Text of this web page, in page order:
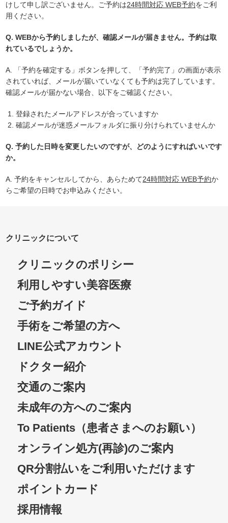
けして申し訳ございません。ご予約は24時間対応 WEB予約をご利
用ください。
Q. WEBから予約しましたが、確認メールが届きません。予約は取
れているでしょうか。
A. 「予約を確定する」ボタンを押して、「予約完了」の画面が表示
されていれば、メールが届いていなくても予約は完了しています。
確認メールが届かない場合、以下をご確認ください。
登録されたメールアドレスが合っていますか
確認メールが迷惑メールフォルダに振り分けられていませんか
Q. 予約した日時を変更したいのですが、どのようにすればいいです
か。
A. 予約をキャンセルしてから、あらためて24時間対応 WEB予約か
らご希望の日時でお申込みください。
クリニックについて
クリニックのポリシー
利用しやすい美容医療
ご予約ガイド
手術をご希望の方へ
LINE公式アカウント
ドクター紹介
交通のご案内
未成年の方へのご案内
To Patients（患者さまへのお願い）
オンライン処方(再診)のご案内
QR分割払いをご利用いただけます
ポイントカード
採用情報